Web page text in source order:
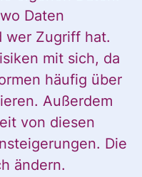
Daten
wer Zugriff hat.
mit sich, da
häufig über
Außerdem
von diesen
Die
ändern.